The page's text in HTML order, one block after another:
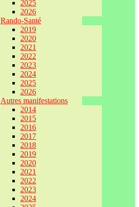
2025
2026
Rando-Santé
2019
2020
2021
2022
2023
2024
2025
2026
Autres manifestations
2014
2015
2016
2017
2018
2019
2020
2021
2022
2023
2024